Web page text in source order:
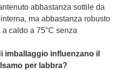
abbastanza sottile da
ma abbastanza robusto
caldo a 75°C senza
imballaggio influenzano il
per labbra?